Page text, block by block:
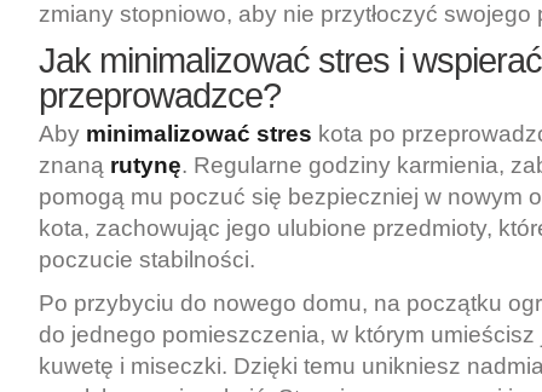
zmiany stopniowo, aby nie przytłoczyć swojego
Jak minimalizować stres i
przeprowadzce?
Aby minimalizować stres kota po
znaną rutynę. Regularne godziny karmienia,
pomogą mu poczuć się bezpieczniej w nowym
kota, zachowując jego ulubione przedmioty,
poczucie stabilności.
Po przybyciu do nowego domu, na początku
do jednego pomieszczenia, w którym
kuwetę i miseczki. Dzięki temu unikniesz